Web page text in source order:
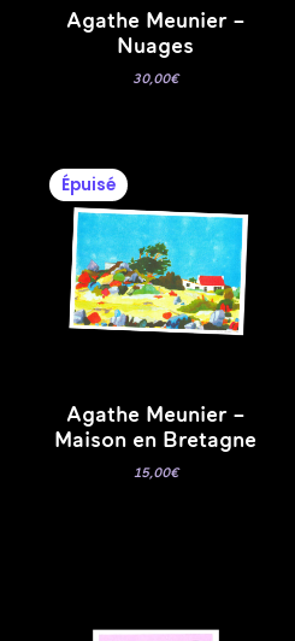
Agathe Meunier –
Nuages
30,00€
Épuisé
Agathe Meunier –
Maison en Bretagne
15,00€